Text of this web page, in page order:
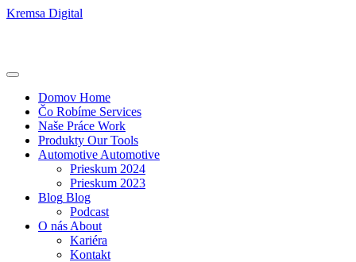
Kremsa Digital
Domov Home
Čo Robíme Services
Naše Práce Work
Produkty Our Tools
Automotive Automotive
Prieskum 2024
Prieskum 2023
Blog Blog
Podcast
O nás About
Kariéra
Kontakt